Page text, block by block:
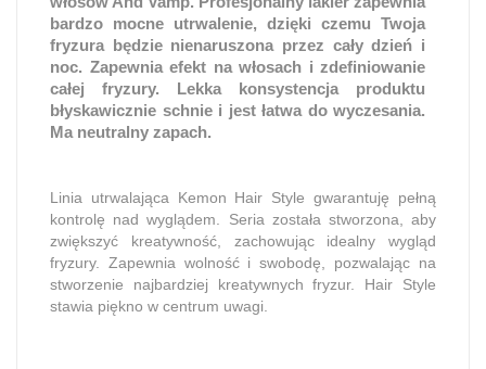
bardzo mocne utrwalenie, dzięki czemu Twoja
fryzura będzie nienaruszona przez cały dzień i
noc. Zapewnia efekt na włosach i zdefiniowanie
całej fryzury. Lekka konsystencja produktu
błyskawicznie schnie i jest łatwa do wyczesania.
Ma neutralny zapach.
Linia utrwalająca Kemon Hair Style gwarantuję pełną
kontrolę nad wyglądem. Seria została stworzona, aby
zwiększyć kreatywność, zachowując idealny wygląd
fryzury. Zapewnia wolność i swobodę, pozwalając na
stworzenie najbardziej kreatywnych fryzur. Hair Style
stawia piękno w centrum uwagi.